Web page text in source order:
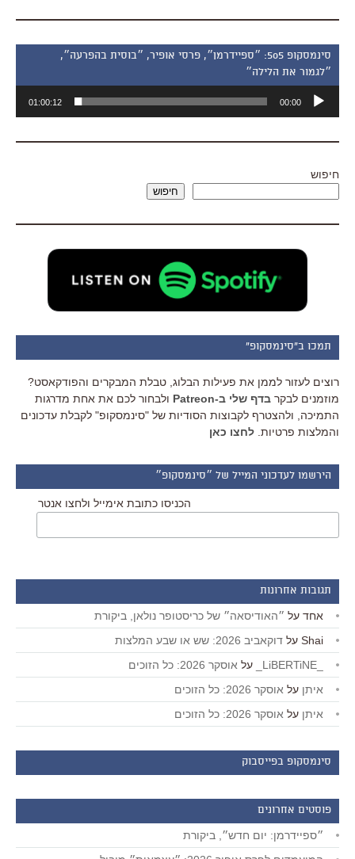
סינמסקופ 505: ״ספיידרמן״, פרסי אופיר, ״בוסית בהפרעה״,
״לגמור את הלילה״
אודיו
00:00
01:00:12
חיפוש
חיפוש
תמכו ב"סינמסקופ"
רוצים לעזור לממן את פעילות הבלוג, טבלת המבקרים והפודקאסט?
מוזמנים לבקר בדף שלי ב-Patreon
ולבחור לכם את אחת מדרגות
התמיכה, ולהצטרף לקבוצות הסודיות של "סינמסקופ" לקבלת עדכונים
והמלצות פרטיות. לחצו כאן
הירשמו לעדכוני המייל של ״סינמסקופ״
הכניסו כתובת אימייל ולחצו אנטר
תגובות אחרונות
אחד על ״האודיסאה״ של כריסטופר נולאן, ביקורת
Shai על דוקאביב 2026: שש או שבע המלצות
על אוסקר 2026: כל הזוכים
איתן על אוסקר 2026: כל הזוכים
איתן על אוסקר 2026: כל הזוכים
סינמסקופ בפייסבוק
פוסטים אחרונים
״ספיידרמן: יום חדש״, ביקורת